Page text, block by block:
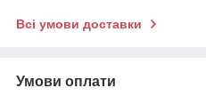
Всі умови доставки
Умови оплати